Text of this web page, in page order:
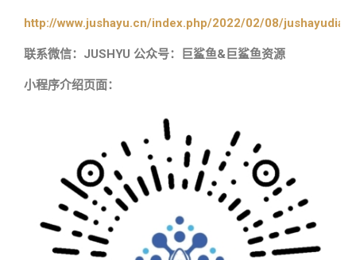
http://www.jushayu.cn/index.php/2022/02/08/
联系微信：JUSHYU 公众号：巨鲨鱼&巨鲨鱼资源
小程序介绍页面：